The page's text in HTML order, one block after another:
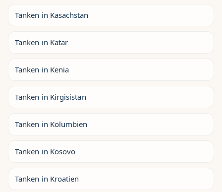
Tanken in Kasachstan
Tanken in Katar
Tanken in Kenia
Tanken in Kirgisistan
Tanken in Kolumbien
Tanken in Kosovo
Tanken in Kroatien